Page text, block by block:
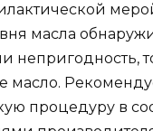
масла
непригодность,
масло.
процедуру в